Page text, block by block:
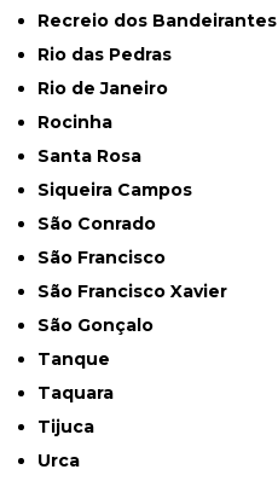
Recreio dos Bandeirantes
Rio das Pedras
Rio de Janeiro
Rocinha
Santa Rosa
Siqueira Campos
São Conrado
São Francisco
São Francisco Xavier
São Gonçalo
Tanque
Taquara
Tijuca
Urca